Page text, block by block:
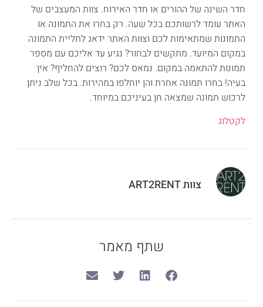
חדר השינה של ההורים או חדר האירוח. צוות המעצבים של
האתר עומד לרשותכם בכל שעה. רק בחרו את התמונה או
התמונות שמתאימות לכם וצוות האתר ידאג לתליית התמונה
במקום המיועד. מתקשים לבחור? נגיע עד אליכם עם מספר
תמונות להתאמה במקום. נמאס לכם? רוצים להחליף? אין
בעיה! בחרו תמונה אחרת והן יוחלפו במהירות. בכל שלב ניתן
לרכוש תמונה שמצאה חן בעיניכם במיוחד.
לקטלוג
צוות ART2RENT
שתף מאמר